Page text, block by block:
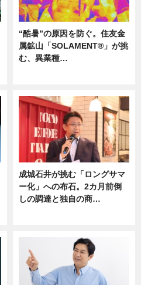
“酷暑”の原因を防ぐ。住友金
属鉱山「SOLAMENT®」が挑
む、異業種…
成城石井が挑む「ロングサマ
ー化」への布石。2カ月前倒
しの調達と独自の商…